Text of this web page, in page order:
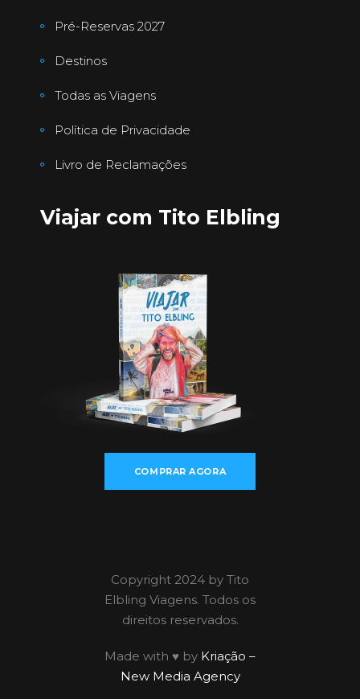
Pré-Reservas 2027
Destinos
Todas as Viagens
Política de Privacidade
Livro de Reclamações
Viajar com Tito Elbling
COMPRAR AGORA
Copyright 2024 by Tito
Elbling Viagens. Todos os
direitos reservados.
Made with ♥ by Kriação –
New Media Agency